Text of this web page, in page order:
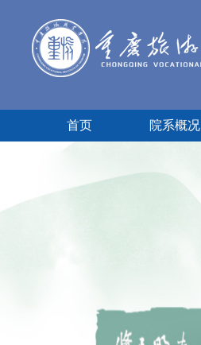
首页 院系概况